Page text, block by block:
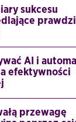
sukcesu
AI i
efektywności
przewagę